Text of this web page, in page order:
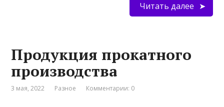
Читать далее
Продукция прокатного
производства
3 мая, 2022 Разное Комментарии: 0